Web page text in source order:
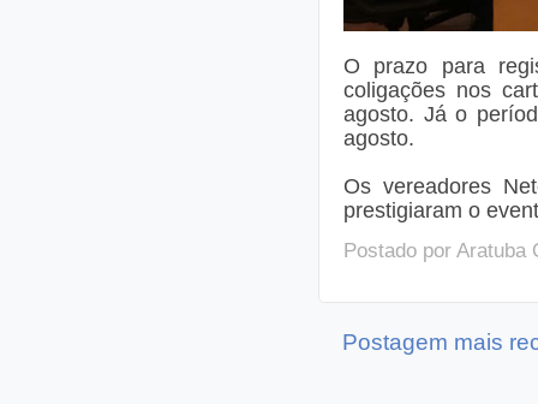
O prazo para
coligações nos
agosto. Já o
agosto.
Os vereadores
prestigiaram o
Postado por Aratuba
Postagem mais